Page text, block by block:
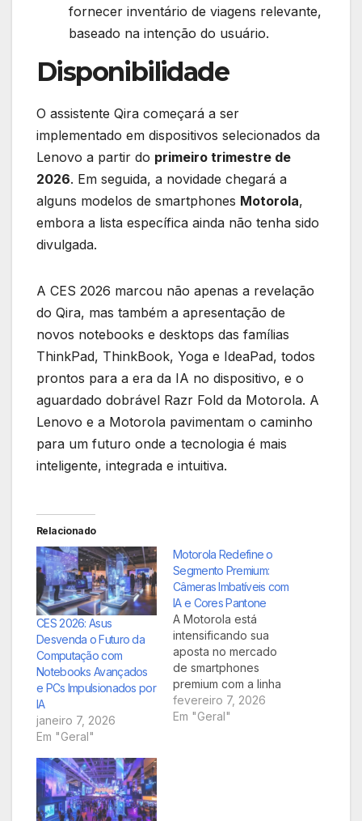
fornecer inventário de viagens relevante,
baseado na intenção do usuário.
Disponibilidade
O assistente Qira começará a ser
implementado em dispositivos selecionados da
Lenovo a partir do primeiro trimestre de
2026. Em seguida, a novidade chegará a
alguns modelos de smartphones Motorola,
embora a lista específica ainda não tenha sido
divulgada.
A CES 2026 marcou não apenas a revelação
do Qira, mas também a apresentação de
novos notebooks e desktops das famílias
ThinkPad, ThinkBook, Yoga e IdeaPad, todos
prontos para a era da IA no dispositivo, e o
aguardado dobrável Razr Fold da Motorola. A
Lenovo e a Motorola pavimentam o caminho
para um futuro onde a tecnologia é mais
inteligente, integrada e intuitiva.
Relacionado
CES 2026: Asus
Desvenda o Futuro da
Computação com
Notebooks Avançados
e PCs Impulsionados por
IA
janeiro 7, 2026
Em "Geral"
Motorola Redefine o
Segmento Premium:
Câmeras Imbatíveis com
IA e Cores Pantone
A Motorola está
intensificando sua
aposta no mercado
de smartphones
premium com a linha
Signature, focando
em entregar uma
fevereiro 7, 2026
Em "Geral"